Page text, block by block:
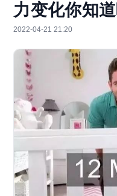
力变化你知
2022-04-21 21:20